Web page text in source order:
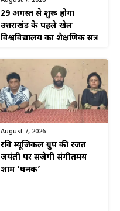
29 अगस्त से शुरू होगा
उत्तराखंड के पहले खेल
विश्वविद्यालय का शैक्षणिक सत्र
August 7, 2026
रवि म्यूजिकल ग्रुप की रजत
जयंती पर सजेगी संगीतमय
शाम ‘घनक’